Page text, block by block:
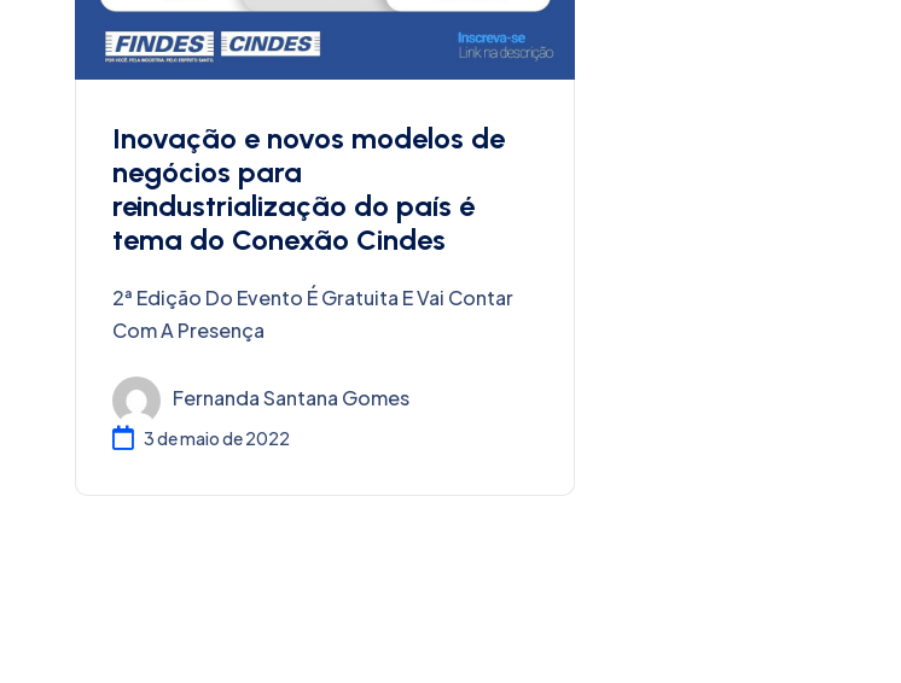
Inovação e novos modelos de
negócios para
reindustrialização do país é
tema do Conexão Cindes
2ª Edição Do Evento É Gratuita E Vai Contar
Com A Presença
Fernanda Santana Gomes
3 de maio de 2022